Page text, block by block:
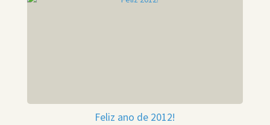
Feliz ano de 2012!